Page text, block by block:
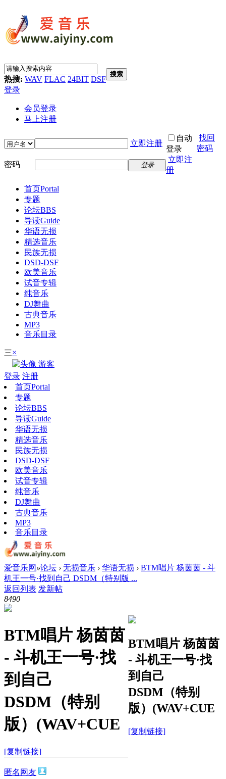
热搜: WAV FLAC 24BIT DSF
搜索
登录
会员登录
马上注册
立即注册
自动
登录
找回
密码
密码
登录
立即注
册
首页Portal
专题
论坛BBS
导读Guide
华语无损
精选音乐
民族无损
DSD-DSF
欧美音乐
试音专辑
纯音乐
DJ舞曲
古典音乐
MP3
音乐目录
三×
游客
登录 注册
首页Portal
专题
论坛BBS
导读Guide
华语无损
精选音乐
民族无损
DSD-DSF
欧美音乐
试音专辑
纯音乐
DJ舞曲
古典音乐
MP3
音乐目录
爱音乐网 »论坛 › 无损音乐 › 华语无损 › BTM唱片 杨茵茵 - 斗
机王一号·找到自己 DSDM（特别版 ...
返回列表 发新帖
8490
BTM唱片 杨茵茵
- 斗机王一号·找
到自己
DSDM（特别
版）(WAV+CUE
[复制链接]
BTM唱片 杨茵茵
- 斗机王一号·找
到自己
DSDM（特别
版）(WAV+CUE
[复制链接]
匿名网友